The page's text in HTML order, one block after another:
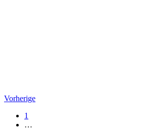
Vorherige
1
…